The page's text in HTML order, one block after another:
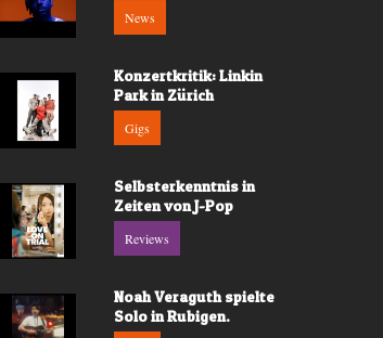
News
Konzertkritik: Linkin
Park in Zürich
Gigs
Selbsterkenntnis in
Zeiten von J-Pop
Reviews
Noah Veraguth spielte
Solo in Rubigen.